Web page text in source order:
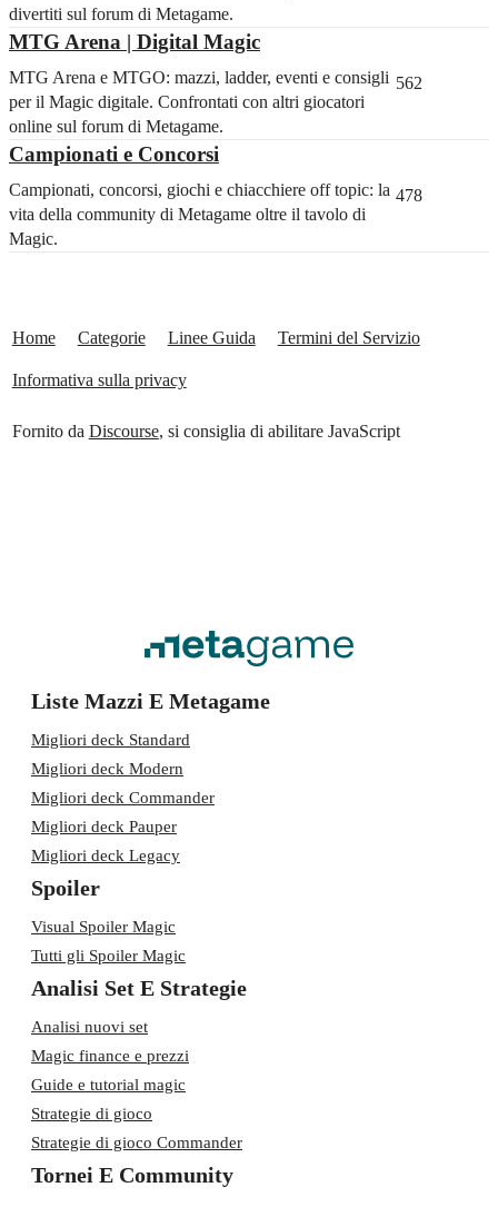
divertiti sul forum di Metagame.
MTG Arena | Digital Magic
MTG Arena e MTGO: mazzi, ladder, eventi e consigli
per il Magic digitale. Confrontati con altri giocatori
online sul forum di Metagame.
562
Campionati e Concorsi
Campionati, concorsi, giochi e chiacchiere off topic: la
vita della community di Metagame oltre il tavolo di
Magic.
478
Home Categorie Linee Guida Termini del Servizio
Informativa sulla privacy
Fornito da Discourse, si consiglia di abilitare JavaScript
Liste Mazzi E Metagame
Migliori deck Standard
Migliori deck Modern
Migliori deck Commander
Migliori deck Pauper
Migliori deck Legacy
Spoiler
Visual Spoiler Magic
Tutti gli Spoiler Magic
Analisi Set E Strategie
Analisi nuovi set
Magic finance e prezzi
Guide e tutorial magic
Strategie di gioco
Strategie di gioco Commander
Tornei E Community